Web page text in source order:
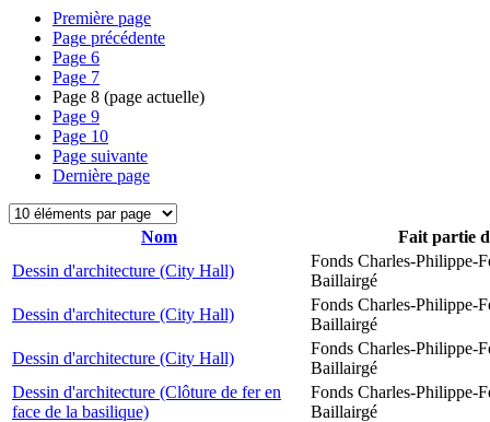
Première page
Page précédente
Page 6
Page 7
Page 8 (page actuelle)
Page 9
Page 10
Page suivante
Dernière page
Nom
Fait partie
Dessin d'architecture (City Hall)
Fonds Charles-Philippe-
Baillairgé
Dessin d'architecture (City Hall)
Fonds Charles-Philippe-
Baillairgé
Dessin d'architecture (City Hall)
Fonds Charles-Philippe-
Baillairgé
Dessin d'architecture (Clôture de fer en
face de la basilique)
Fonds Charles-Philippe-
Baillairgé